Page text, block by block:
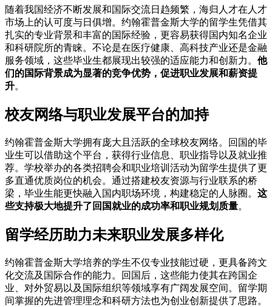
随着我国经济不断发展和国际交流日趋频繁，海归人才在人才
市场上的认可度与日俱增。约翰霍普金斯大学的留学生凭借其
扎实的专业背景和丰富的国际经验，更容易获得国内知名企业
和科研院所的青睐。不论是在医疗健康、高科技产业还是金融
服务领域，这些毕业生都展现出较强的适应能力和创新力。 他
们的国际背景成为显著的竞争优势，促进职业发展和薪资提
升。
校友网络与职业发展平台的加持
约翰霍普金斯大学拥有庞大且活跃的全球校友网络。回国的毕
业生可以借助这个平台，获得行业信息、职业指导以及就业推
荐。学校举办的各类招聘会和职业培训活动为留学生提供了更
多直通优质岗位的机会。通过搭建校友资源与行业联系的桥
梁，毕业生能更快融入国内职场环境，构建稳定的人脉圈。 这
些支持极大地提升了回国就业的成功率和职业规划质量。
留学经历助力未来职业发展多样化
约翰霍普金斯大学培养的学生不仅专业技能过硬，更具备跨文
化交流及国际合作的能力。回国后，这些能力使其在跨国企
业、对外贸易以及国际组织等领域享有广阔发展空间。留学期
间掌握的先进管理理念和科研方法也为创业创新提供了思路。